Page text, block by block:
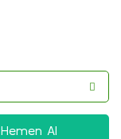
Hemen Al